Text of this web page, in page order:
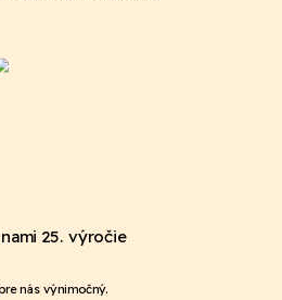
25. výročie
nás výnimočný.